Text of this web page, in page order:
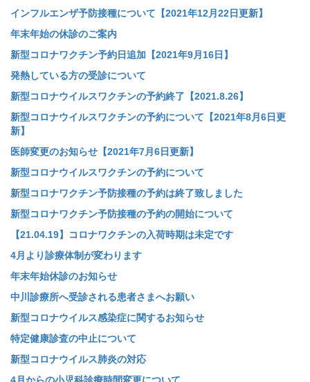
インフルエンザ予防接種について【2021年12月22日更新】
年末年始の休診のご案内
新型コロナワクチン予約日追加【2021年9月16日】
発熱している方の受診について
新型コロナウイルスワクチンの予約終了【2021.8.26】
新型コロナウイルスワクチンの予約について【2021年8月6日更
新】
医師変更のお知らせ【2021年7月6日更新】
新型コロナウイルスワクチンの予約について
新型コロナワクチン予防接種の予約は終了致しました
新型コロナワクチン予防接種の予約の開始について
【21.04.19】コロナワクチンの入荷時期は未定です
4月より診療体制が変わります
年末年始休診のお知らせ
中川診療所へ受診される患者さまへお願い
新型コロナウイルス感染症に関するお知らせ
特定健康診査の中止について
新型コロナウイルス肺炎の対応